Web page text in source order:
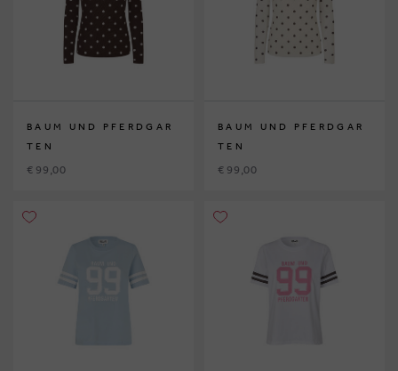
BAUM UND PFERDGAR
TEN
€ 99,00
BAUM UND PFERDGAR
TEN
€ 99,00